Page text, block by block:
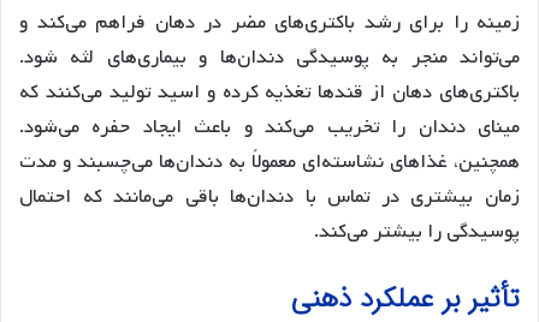
زمینه را برای رشد باکتری‌های مضر در دهان فراهم می‌کند و
می‌تواند منجر به پوسیدگی دندان‌ها و بیماری‌های لثه شود.
باکتری‌های دهان از قندها تغذیه کرده و اسید تولید می‌کنند که
مینای دندان را تخریب می‌کند و باعث ایجاد حفره می‌شود.
همچنین، غذاهای نشاسته‌ای معمولاً به دندان‌ها می‌چسبند و مدت
زمان بیشتری در تماس با دندان‌ها باقی می‌مانند که احتمال
پوسیدگی را بیشتر می‌کند.
تأثیر بر عملکرد ذهنی